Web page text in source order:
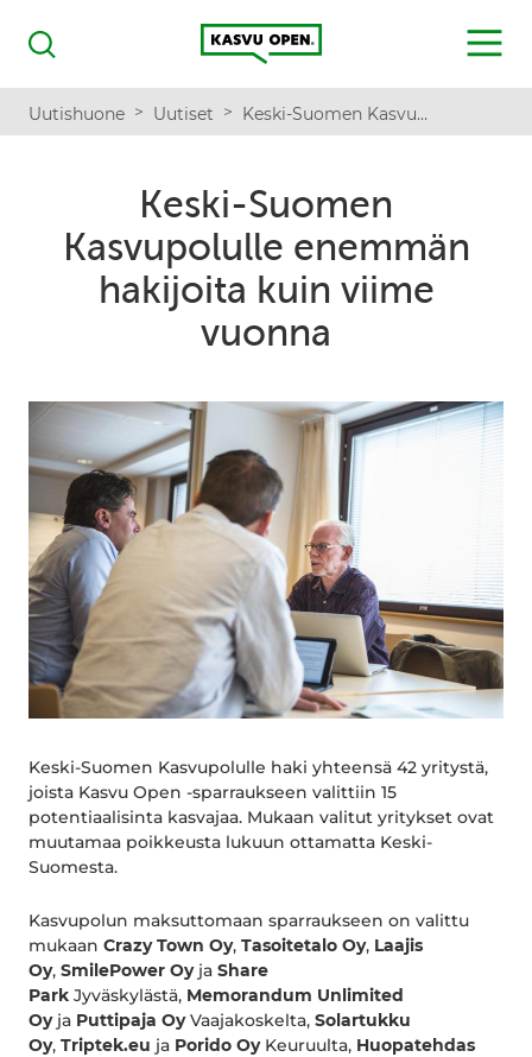
Haku
Kasvu Open
MENU
Uutishuone > Uutiset > Keski-Suomen Kasvupolulle enemmän hakijoita kuin viime vuonna
Keski-Suomen
Kasvupolulle enemmän
hakijoita kuin viime
vuonna
Keski-Suomen Kasvupolulle haki yhteensä 42 yritystä,
joista Kasvu Open -sparraukseen valittiin 15
potentiaalisinta kasvajaa. Mukaan valitut yritykset ovat
muutamaa poikkeusta lukuun ottamatta Keski-
Suomesta.
Kasvupolun maksuttomaan sparraukseen on valittu
mukaan Crazy Town Oy, Tasoitetalo Oy, Laajis
Oy, SmilePower Oyja Share
Park Jyväskylästä, Memorandum Unlimited
Oyja Puttipaja OyVaajakoskelta, Solartukku
Oy, Triptek.eu ja Porido OyKeuruulta, Huopatehdas